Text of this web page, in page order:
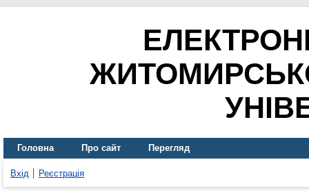
Головна Про сайт Перегляд
Вхід Реєстрація